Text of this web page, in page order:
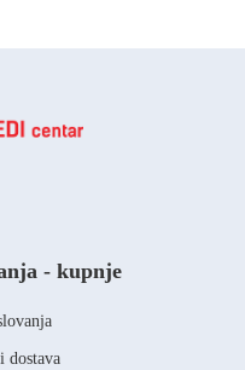
- kupnje
dostava